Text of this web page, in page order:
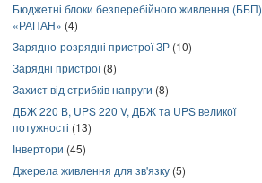
Бюджетні блоки безперебійного живлення (ББП)
«РАПАН» (4)
Зарядно-розрядні пристрої ЗР (10)
Зарядні пристрої(8)
Захист від стрибків напруги (8)
ДБЖ 220 В, UPS 220 V, ДБЖ та UPS великої
потужності (13)
Інвертори (45)
Джерела живлення для зв'язку (5)